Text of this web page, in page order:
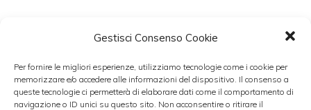
Gestisci Consenso Cookie
Per fornire le migliori esperienze, utilizziamo tecnologie come i cookie per
memorizzare e/o accedere alle informazioni del dispositivo. Il consenso a
queste tecnologie ci permetterà di elaborare dati come il comportamento di
navigazione o ID unici su questo sito. Non acconsentire o ritirare il
Il Lugana D.o.c viene prodotto da uve
4 mesi, il colore è paglierino con riflessi
dorati, al naso delicato e caratteristico, in